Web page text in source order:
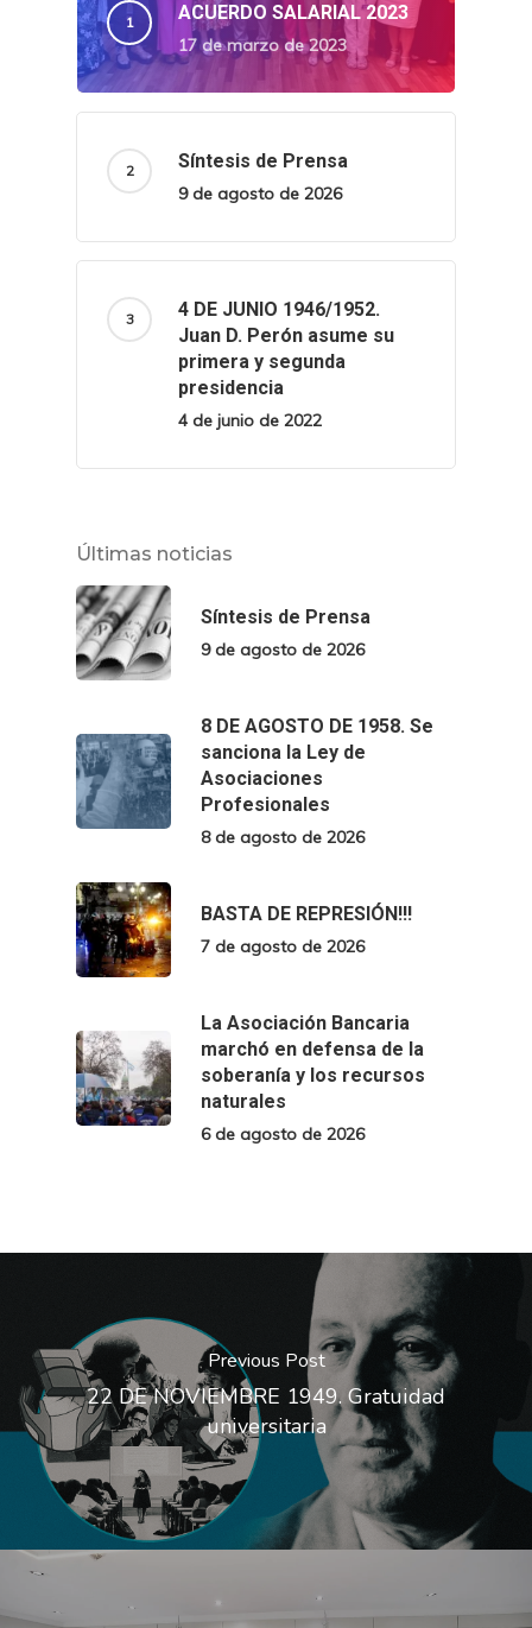
ACUERDO SALARIAL 2023
17 de marzo de 2023
Síntesis de Prensa
9 de agosto de 2026
4 DE JUNIO 1946/1952.
Juan D. Perón asume su
primera y segunda
presidencia
4 de junio de 2022
Últimas noticias
Síntesis de Prensa
9 de agosto de 2026
8 DE AGOSTO DE 1958. Se
sanciona la Ley de
Asociaciones
Profesionales
8 de agosto de 2026
BASTA DE REPRESIÓN!!!
7 de agosto de 2026
La Asociación Bancaria
marchó en defensa de la
soberanía y los recursos
naturales
6 de agosto de 2026
Previous Post
22 DE NOVIEMBRE 1949. Gratuidad
universitaria